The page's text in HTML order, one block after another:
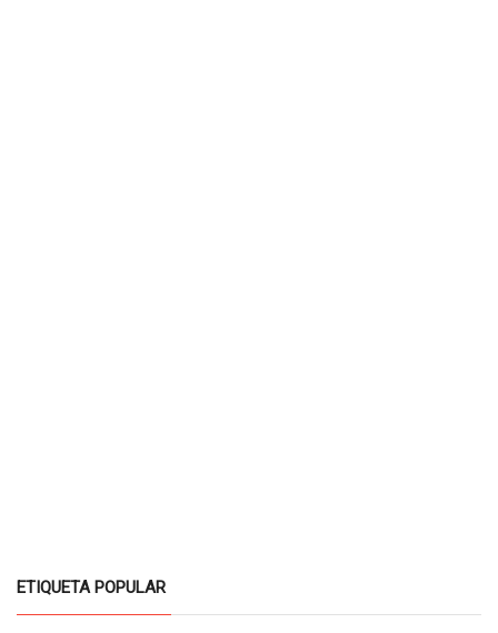
ETIQUETA POPULAR